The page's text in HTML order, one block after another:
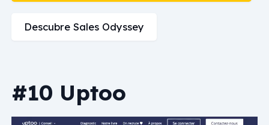
Descubre Sales Odyssey
#10 Uptoo